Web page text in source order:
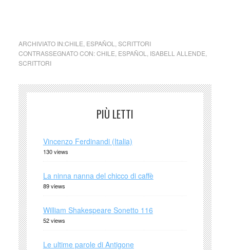
ARCHIVIATO IN:CHILE ESPAÑOL
SCRITTORI
CONTRASSEGNATO CON:CHILE ESPAÑOL ISABELL ALLENDE
SCRITTORI
PIÙ LETTI
Vincenzo Ferdinandi (Italia)
130 views
La ninna nanna del chicco di caffè
89 views
William Shakespeare Sonetto 116
52 views
Le ultime parole di Antigone